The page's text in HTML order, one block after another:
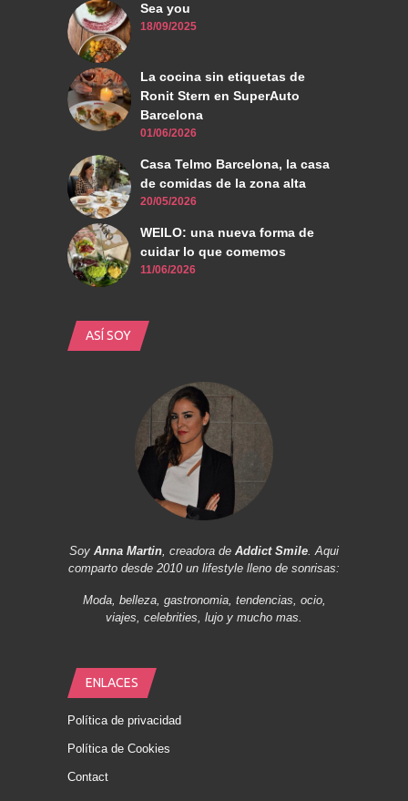
Sea you
18/09/2025
La cocina sin etiquetas de
Ronit Stern en SuperAuto
Barcelona
01/06/2026
Casa Telmo Barcelona, la casa
de comidas de la zona alta
20/05/2026
WEILO: una nueva forma de
cuidar lo que comemos
11/06/2026
ASÍ SOY
Soy Anna Martin, creadora de Addict Smile. Aqui
comparto desde 2010 un lifestyle lleno de sonrisas:
Moda, belleza, gastronomia, tendencias, ocio,
viajes, celebrities, lujo y mucho mas.
ENLACES
Política de privacidad
Política de Cookies
Contact